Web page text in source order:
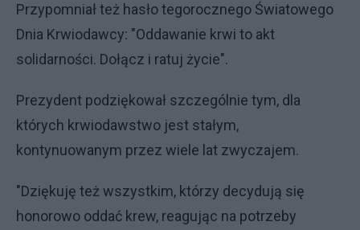
Przypomniał też hasło tegorocznego Światowego
Dnia Krwiodawcy: "Oddawanie krwi to akt
solidarności. Dołącz i ratuj życie".
Prezydent podziękował szczególnie tym, dla
których krwiodawstwo jest stałym,
kontynuowanym przez wiele lat zwyczajem.
"Dziękuję też wszystkim, którzy decydują się
honorowo oddać krew, reagując na potrzeby